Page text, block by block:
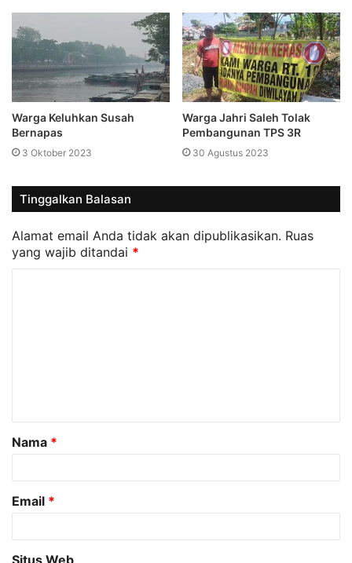
Warga Keluhkan Susah
Bernapas
3 Oktober 2023
Warga Jahri Saleh Tolak
Pembangunan TPS 3R
30 Agustus 2023
Tinggalkan Balasan
Alamat email Anda tidak akan dipublikasikan. Ruas
yang wajib ditandai *
a
r
Nama *
Email *
Situs Web